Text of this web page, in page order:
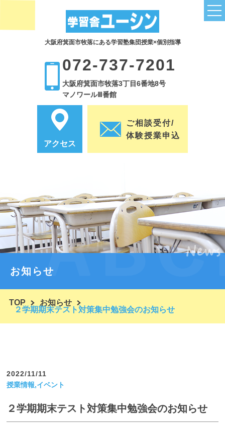
大阪府箕面市牧落にある学習塾集団授業×個別指導
072-737-7201
大阪府箕面市牧落3丁目6番地8号
マノワールⅢ番館
アクセス
ご相談受付/
体験授業申込
小学部コース
中学部コース
小学英語は塾で補強
子どもの英語力を伸ばすために
全科目の成績UPにつながる読解力
高校受験のために塾は必要なの？
コースと入会案内
ほかの塾と一味違う！ユーシンとは？
生徒と保護者さまのお声
お知らせ
News
TOP
お知らせ
２学期期末テスト対策集中勉強会のお知らせ
2022/11/11
授業情報,イベント
２学期期末テスト対策集中勉強会のお知らせ